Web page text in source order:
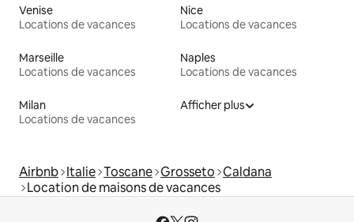
Venise
Locations de vacances
Nice
Locations de vacances
Marseille
Locations de vacances
Naples
Locations de vacances
Milan
Locations de vacances
Afficher plus
Airbnb Italie Toscane Grosseto Caldana
Location de maisons de vacances